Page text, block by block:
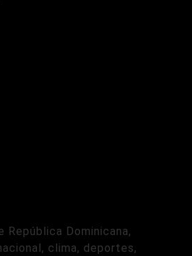
República Dominicana,
clima, deportes,